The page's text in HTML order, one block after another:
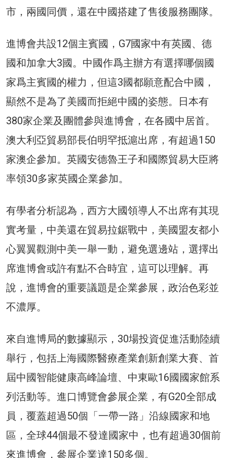
市，兩國同價，還在中國搭建了售後服務團隊。
進博會共設12個主賓國，G7國家中有英國、德
國和加拿大3國。中國作爲主辦方有選擇哪個國
家爲主賓國的權力，但這3國都願意配合中國，
顯然不是為了美國而拒絕中國的姿態。日本有
380家企業及團體參與進博會，在各國中居首。
澳大利亞貿易部長伯明罕抵滬出席，有超過150
家澳企參加。英國安德魯王子和國際貿易大臣將
率領30多家英國企業參加。
有學者分析認為，西方大國領導人不出席有其現
實考量，中美還在貿易拉鋸戰中，美國盟友都小
心翼翼觀測中美一舉一動，避免選邊站，選擇出
席進博會或許有點不合時宜，這可以理解。再
說，進博會的重要議題是企業參展，政治色彩並
不濃厚。
來自進博局的數據顯示，30場投資促進活動陸續
舉行，包括上海國際醫療產業創新創業大賽、首
屆中國智能健康高峰論壇、中東歐16國國家館系
列活動等。進口博覽會參展企業，有G20全部成
員，覆蓋超過50個「一帶一路」沿線國家和地
區，全球44個最不發達國家中，也有超過30個前
來進博會，參展企業達150多個。